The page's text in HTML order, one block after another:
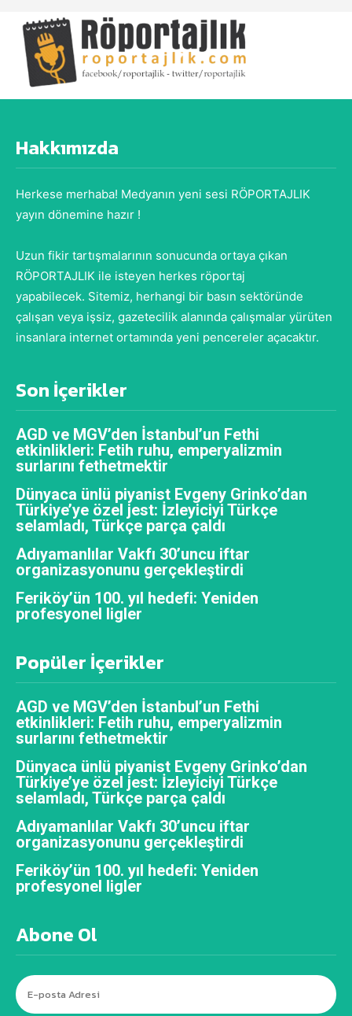
Hakkımızda
Herkese merhaba! Medyanın yeni sesi RÖPORTAJLIK
yayın dönemine hazır !
Uzun fikir tartışmalarının sonucunda ortaya çıkan
RÖPORTAJLIK ile isteyen herkes röportaj
yapabilecek. Sitemiz, herhangi bir basın sektöründe
çalışan veya işsiz, gazetecilik alanında çalışmalar yürüten
insanlara internet ortamında yeni pencereler açacaktır.
Son İçerikler
AGD ve MGV’den İstanbul’un Fethi
etkinlikleri: Fetih ruhu, emperyalizmin
surlarını fethetmektir
Dünyaca ünlü piyanist Evgeny Grinko’dan
Türkiye’ye özel jest: İzleyiciyi Türkçe
selamladı, Türkçe parça çaldı
Adıyamanlılar Vakfı 30’uncu iftar
organizasyonunu gerçekleştirdi
Feriköy’ün 100. yıl hedefi: Yeniden
profesyonel ligler
Popüler İçerikler
AGD ve MGV’den İstanbul’un Fethi
etkinlikleri: Fetih ruhu, emperyalizmin
surlarını fethetmektir
Dünyaca ünlü piyanist Evgeny Grinko’dan
Türkiye’ye özel jest: İzleyiciyi Türkçe
selamladı, Türkçe parça çaldı
Adıyamanlılar Vakfı 30’uncu iftar
organizasyonunu gerçekleştirdi
Feriköy’ün 100. yıl hedefi: Yeniden
profesyonel ligler
Abone Ol